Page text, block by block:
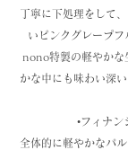
丁寧に下処理をして
いピンクグレープフ
nono特製の軽やかな
かな中にも味わい深
•フィナン
全体的に軽やかなパ